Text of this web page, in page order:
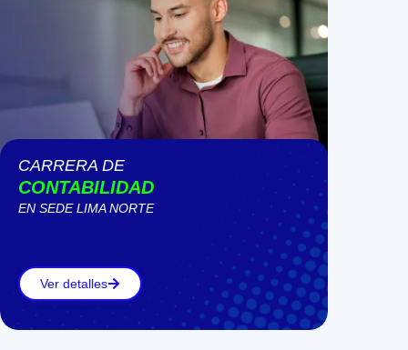
CARRERA DE
CONTABILIDAD
EN SEDELIMA NORTE
Ver detalles